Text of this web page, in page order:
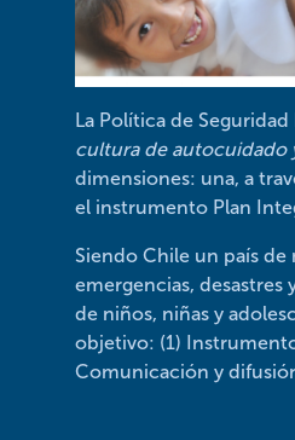
La Política de
cultura de autocuidado
dimensiones: una, a
el instrumento Plan
Siendo Chile un país
emergencias,
de niños, niñas y
objetivo: (1)
Comunicación y